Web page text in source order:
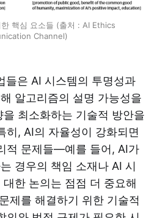
핵심 요소들 (출처 : AI Ethics
Channel)
들은 AI 시스템의 투명성과
알고리즘의 설명 가능성을
최소화하는 기술적 방안을
히, AI의 자율성이 강화되면
적 문제들—예를 들어, AI가
경우의 책임 소재나 AI 시
한 논의는 점점 더 중요해
제를 해결하기 위한 기술적